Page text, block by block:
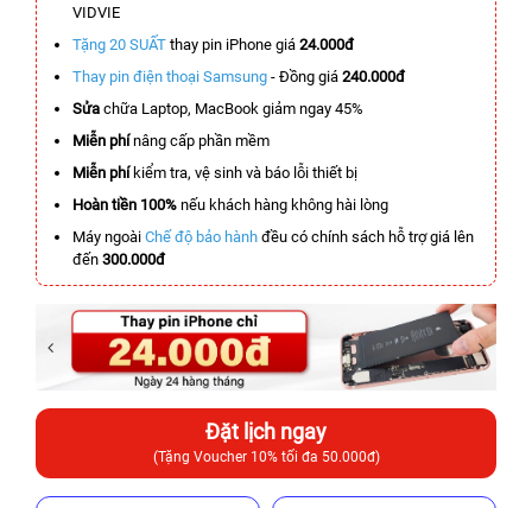
VIDVIE
Tặng 20 SUẤT thay pin iPhone giá 24.000đ
Thay pin điện thoại Samsung - Đồng giá 240.000đ
Sửa chữa Laptop, MacBook giảm ngay 45%
Miễn phínâng cấp phần mềm
Miễn phíkiểm tra, vệ sinh và báo lỗi thiết bị
Hoàn tiền 100% nếu khách hàng không hài lòng
Máy ngoài Chế độ bảo hành đều có chính sách hỗ trợ giá lên
đến 300.000đ
Đặt lịch ngay
(Tặng Voucher 10% tối đa 50.000đ)